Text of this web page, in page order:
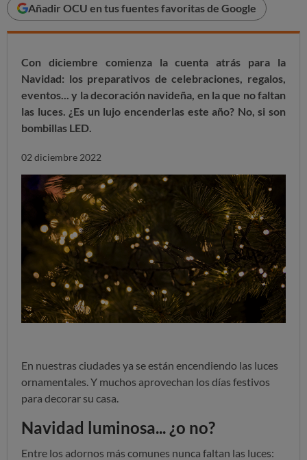
Añadir OCU en tus fuentes favoritas de Google
Con diciembre comienza la cuenta atrás para la
Navidad: los preparativos de celebraciones, regalos,
eventos... y la decoración navideña, en la que no faltan
las luces. ¿Es un lujo encenderlas este año? No, si son
bombillas LED.
02 diciembre 2022
En nuestras ciudades ya se están encendiendo las luces
ornamentales. Y muchos aprovechan los días festivos
para decorar su casa.
Navidad luminosa... ¿o no?
Entre los adornos más comunes nunca faltan las luces: